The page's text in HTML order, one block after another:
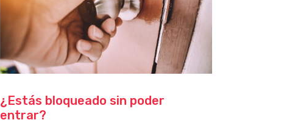
¿Estás bloqueado sin poder
entrar?